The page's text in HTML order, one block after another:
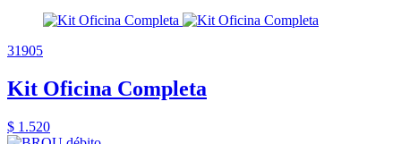
31905
Kit Oficina Completa
$ 1.520